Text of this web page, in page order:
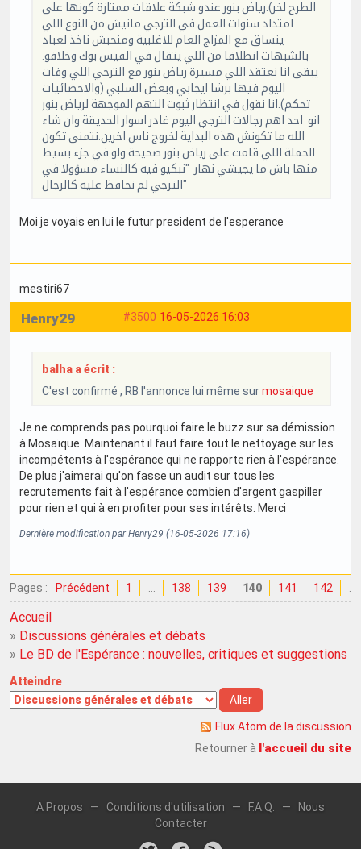
الطرح لخر).رياض بنور عندو شبكة علاقات ممتازة كونها على
امتداد سنوات العمل في الترجي.مانيش من النوع اللي
ينساق مع المزاج العام للاغلبية ومنحبش ناخذ لعباد
بالشبهات انطلاقا من اللي يتقال في الفيس بوك وخلافو.
يبقى انا نعتقد اللي مسيرة رياض بنور مع الترجي اللي وفات
اليوم فيها برشا ايجابي وبعض السلبي (والاحصائيات
تحكم).انا نقول في انتظار ثبوت التهم الموجهة لرياض بنور
انو احد اهم رجالات الترجي اليوم غادر اسوار الحديقة وان شاء
الله ما تكونش هذه البداية لخروج ناس اخرين.نتمنى تكون
الحملة اللي قامت على رياض بنور صحيحة ولو في جزء بسيط
منها باش ما يجيشي نهار "نبكيو فيه كالنساء مسؤولا في
الترجي لم نحافظ عليه كالرجال"
Moi je voyais en lui le futur president de l'esperance
mestiri67
#3500 16-05-2026 16:03
Henry29
balha a écrit :
C'est confirmé , RB l'annonce lui même surmosaique
Je ne comprends pas pourquoi faire le buzz sur sa démission
à Mosaïque. Maintenant il faut faire tout le nettoyage sur les
incompétents à l'espérance qui ne rapporte rien à l'espérance.
De plus j'aimerai qu'on fasse un audit sur tous les
recrutements fait à l'espérance combien d'argent gaspiller
pour rien et qui à en profiter pour ses intérêts. Merci
Dernière modification par Henry29 (16-05-2026 17:16)
Pages : Précédent 1 … 138 139 140 141 142 …
Accueil
» Discussions générales et débats
» Le BD de l'Espérance : nouvelles, critiques et suggestions
Atteindre
Flux Atom de la discussion
Retourner à l'accueil du site
A Propos — Conditions d'utilisation — F.A.Q. —
Nous
Contacter